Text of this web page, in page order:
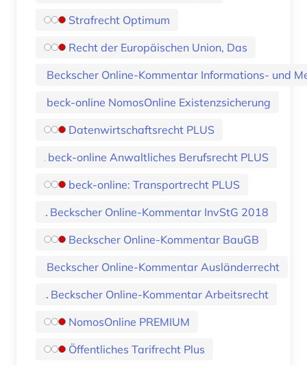
Strafrecht Optimum
Recht der Europäischen Union, Das
Beckscher Online-Kommentar Informations- und
beck-online NomosOnline Existenzsicherung
Datenwirtschaftsrecht PLUS
beck-online Anwaltliches Berufsrecht PLUS
beck-online: Transportrecht PLUS
Beckscher Online-Kommentar InvStG 2018
Beckscher Online-Kommentar BauGB
Beckscher Online-Kommentar Ausländerrecht
Beckscher Online-Kommentar Arbeitsrecht
NomosOnline PREMIUM
Öffentliches Tarifrecht Plus